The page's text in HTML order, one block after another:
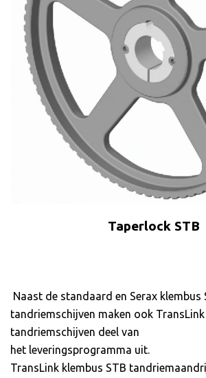
Taperlock STB
Naast de standaard en Serax klembus
tandriemschijven maken ook TransLink
tandriemschijven deel van
het leveringsprogramma uit.
TransLink klembus STB